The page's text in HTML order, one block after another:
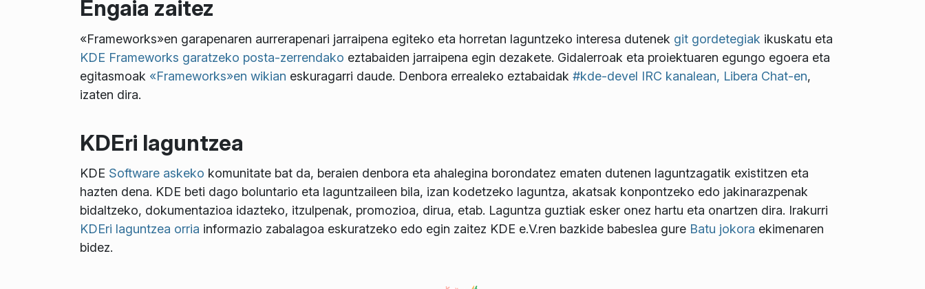
Engaia zaitez
«Frameworks»en garapenaren aurrerapenari jarraipena egiteko eta horretan laguntzeko interesa dutenek git gordetegiak ikuskatu eta
KDE Frameworks garatzeko posta-zerrendako eztabaiden jarraipena egin dezakete. Gidalerroak eta proiektuaren egungo egoera eta
egitasmoak «Frameworks»en wikian eskuragarri daude. Denbora errealeko eztabaidak #kde-devel IRC kanalean, Libera Chat-en,
izaten dira.
KDEri laguntzea
KDE Software askeko komunitate bat da, beraien denbora eta ahalegina borondatez ematen dutenen laguntzagatik existitzen eta
hazten dena. KDE beti dago boluntario eta laguntzaileen bila, izan kodetzeko laguntza, akatsak konpontzeko edo jakinarazpenak
bidaltzeko, dokumentazioa idazteko, itzulpenak, promozioa, dirua, etab. Laguntza guztiak esker onez hartu eta onartzen dira. Irakurri
KDEri laguntzea orria informazio zabalagoa eskuratzeko edo egin zaitez KDE e.V.ren bazkide babeslea gure Batu jokora ekimenaren
bidez.